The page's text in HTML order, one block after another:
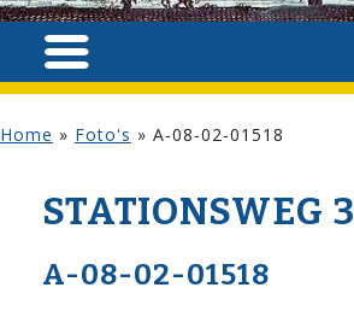
Home » Foto's » A-08-02-01518
STATIONSWEG 3
A-08-02-01518